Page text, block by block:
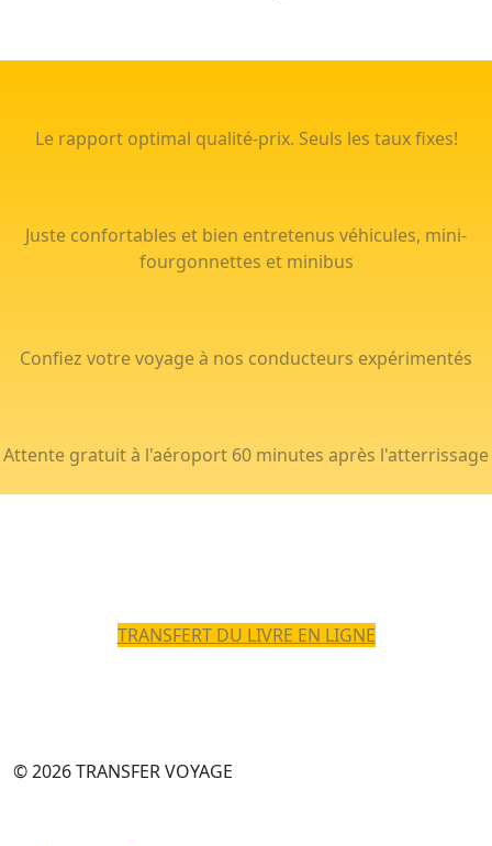
Le rapport optimal qualité-prix. Seuls les taux fixes!
Juste confortables et bien entretenus véhicules, mini-
fourgonnettes et minibus
Confiez votre voyage à nos conducteurs expérimentés
Attente gratuit à l'aéroport 60 minutes après l'atterrissage
TRANSFERT DU LIVRE EN LIGNE
© 2026 TRANSFER VOYAGE